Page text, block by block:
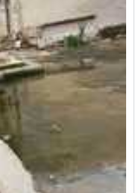
verano, los bancos no
de sol por el calor.